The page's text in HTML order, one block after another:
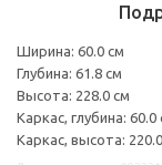
Ширина: 60.0 см
Глубина: 61.8 см
Высота: 228.0 см
Каркас, глубина: 60.0
Каркас, высота: